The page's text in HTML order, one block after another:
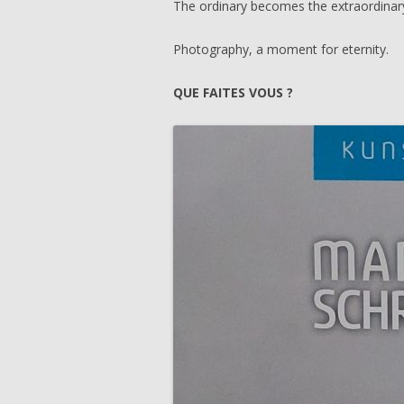
The ordinary becomes the
Photography, a moment for eternity.
QUE FAITES VOUS ?